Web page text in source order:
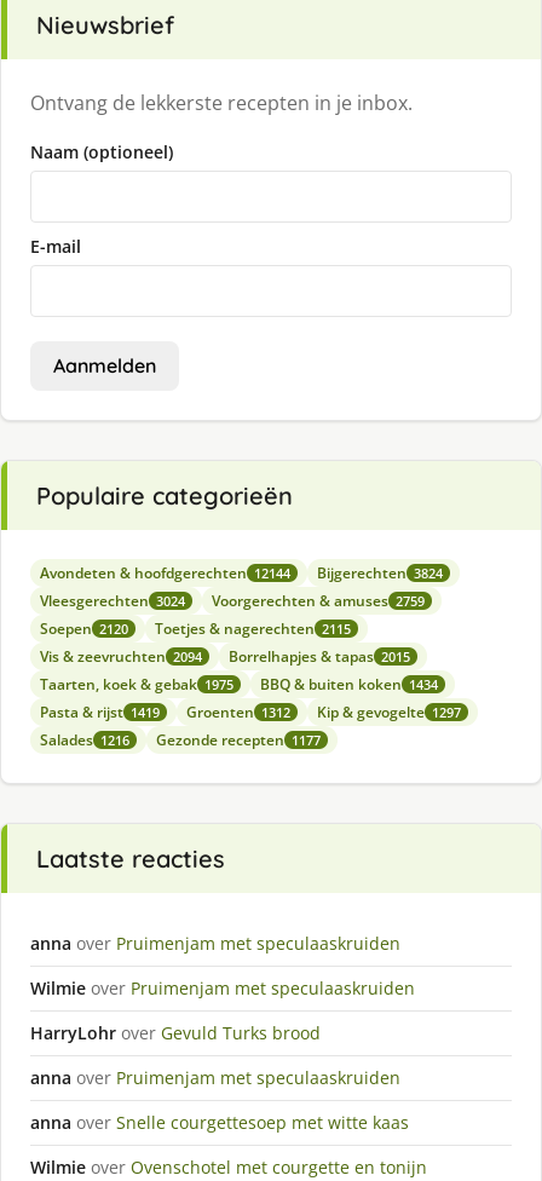
Nieuwsbrief
Ontvang de lekkerste recepten in je inbox.
Naam (optioneel)
E-mail
Aanmelden
Populaire categorieën
Avondeten & hoofdgerechten 12144 Bijgerechten 3824
Vleesgerechten 3024 Voorgerechten & amuses 2759
Soepen 2120 Toetjes & nagerechten 2115
Vis & zeevruchten 2094 Borrelhapjes & tapas 2015
Taarten, koek & gebak 1975 BBQ & buiten koken 1434
Pasta & rijst 1419 Groenten 1312 Kip & gevogelte 1297
Salades 1216 Gezonde recepten 1177
Laatste reacties
anna over Pruimenjam met speculaaskruiden
Wilmie over Pruimenjam met speculaaskruiden
HarryLohr over Gevuld Turks brood
anna over Pruimenjam met speculaaskruiden
anna over Snelle courgettesoep met witte kaas
Wilmie over Ovenschotel met courgette en tonijn